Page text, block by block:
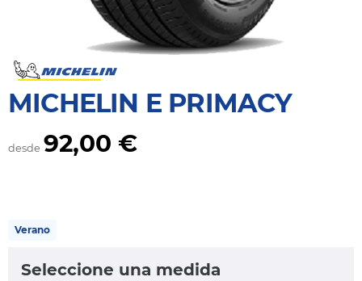
MICHELIN E PRIMACY
desde 92,00 €
Verano
Seleccione una medida